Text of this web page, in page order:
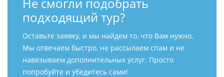
подходящий тур?
Оставьте заявку, и мы найдем то, что Вам нужно.
Мы отвечаем быстро, не рассылаем спам и не
навязываем дополнительных услуг. Просто
попробуйте и убедитесь сами!